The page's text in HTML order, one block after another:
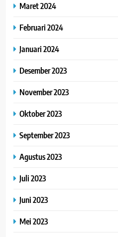
Maret 2024
Februari 2024
Januari 2024
Desember 2023
November 2023
Oktober 2023
September 2023
Agustus 2023
Juli 2023
Juni 2023
Mei 2023